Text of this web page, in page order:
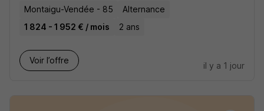
Montaigu-Vendée - 85
Alternance
1 824 - 1 952 € / mois
2 ans
Voir l’offre
il y a 1 jour